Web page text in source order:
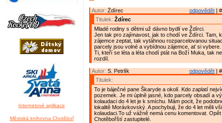
Internetové aplikace
Městská knihovna Chotěboř
odpovědět |
Autor: Ždírec
Titulek: Ždírec
Mladé rodiny s dětmi už dávno bydlí ve Ždírci.
Jen tak pro zajímavost, jak to chodí ve Ždírci. Tam,
zájemce zeptat, tak vytáhnou rozparcelovanou
parcely jsou volné a vybídnou zájemce, ať si vybere.
Ti, kteří se léta a léta chodí ptát na Boží Muka, tak
rozdíl.
odpovědět |
Autor: S. Petrlík
Titulek:
To je báječné pane Škaryde a okolí. Kdo zaplatí
pozemek. Je mi úplně jasné, kdo parcely obsadí a
kolaudaci do 4 let je k smíchu. Mám pocit, že
lokalitě Morávkovský. A pochybuji, že do 4 let měli
kolaudaci.To už vážně nemá cenu komentovat.
Chotěbořští zastupitelé.